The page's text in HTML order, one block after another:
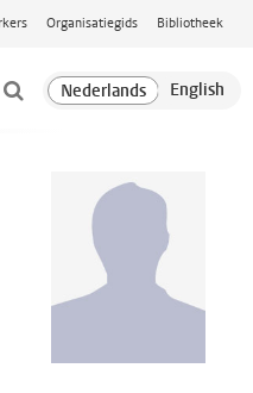
Organisatiegids Bibliotheek